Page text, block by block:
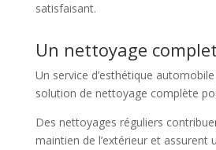
satisfaisant.
Un nettoyage
Un service d’esthétique
solution de nettoyage complète
Des nettoyages réguliers
maintien de l’extérieur et assurent